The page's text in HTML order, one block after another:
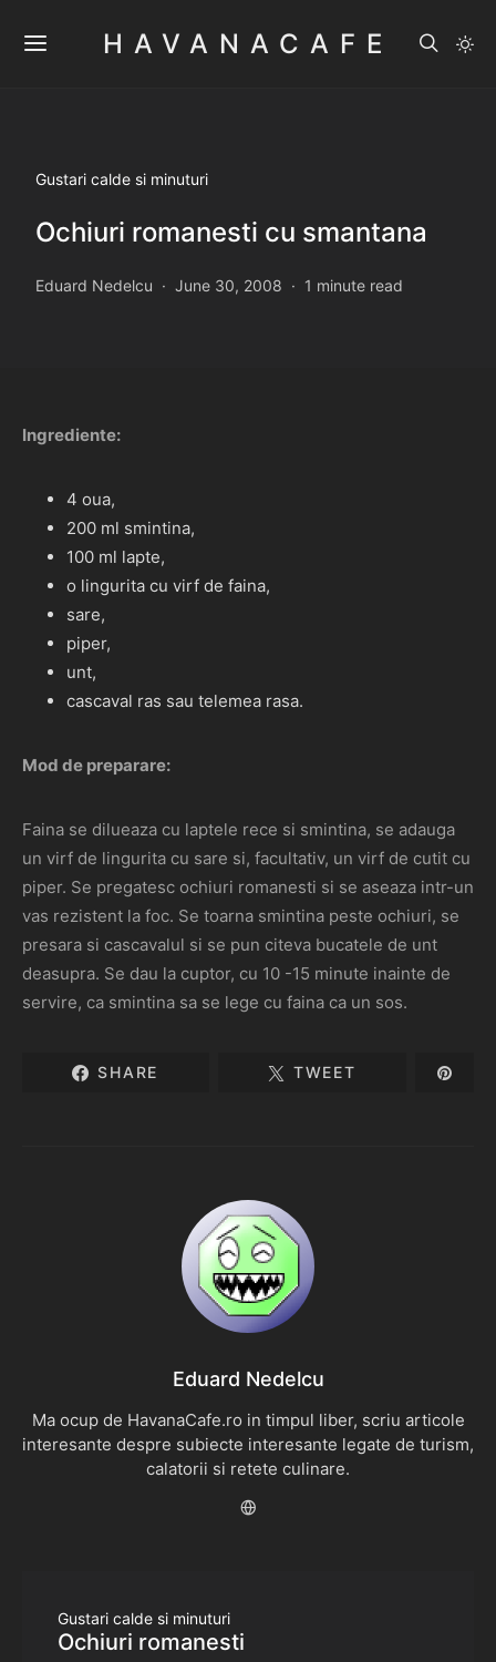
HAVANACAFE
Gustari calde si minuturi
Ochiuri romanesti cu smantana
Eduard Nedelcu June 30, 2008 1 minute read
Ingrediente:
4 oua,
200 ml smintina,
100 ml lapte,
o lingurita cu virf de faina,
sare,
piper,
unt,
cascaval ras sau telemea rasa.
Mod de preparare:
Faina se dilueaza cu laptele rece si smintina, se adauga
un virf de lingurita cu sare si, facultativ, un virf de cutit cu
piper. Se pregatesc ochiuri romanesti si se aseaza intr-un
vas rezistent la foc. Se toarna smintina peste ochiuri, se
presara si cascavalul si se pun citeva bucatele de unt
deasupra. Se dau la cuptor, cu 10 -15 minute inainte de
servire, ca smintina sa se lege cu faina ca un sos.
SHARE TWEET
Eduard Nedelcu
Ma ocup de HavanaCafe.ro in timpul liber, scriu articole
interesante despre subiecte interesante legate de turism,
calatorii si retete culinare.
Gustari calde si minuturi
Ochiuri romanesti